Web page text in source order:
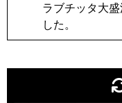
ラブチッタ大
した。